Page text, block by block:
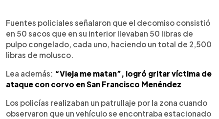
Fuentes policiales señalaron que el decomiso consistió
en 50 sacos que en su interior llevaban 50 libras de
pulpo congelado, cada uno, haciendo un total de 2,500
libras de molusco.
Lea además: “Vieja me matan”, logró gritar víctima de
ataque con corvo en San Francisco Menéndez
Los policías realizaban un patrullaje por la zona cuando
observaron que un vehículo se encontraba estacionado